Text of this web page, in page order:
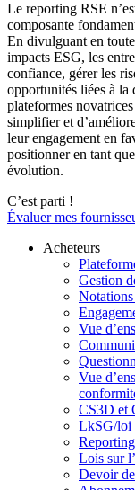
Le reporting RSE
composante
En divulguant en
impacts ESG, les
confiance, gérer les
opportunités liées à la
plateformes
simplifier et
leur engagement en
positionner en tant
évolution.
C’est parti !
Évaluer mes
Acheteurs
Gestion
Vue
Vue
CS3D et
LkSG/loi
Lois sur
Devoir